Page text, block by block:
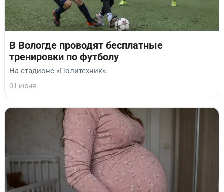
В Вологде проводят бесплатные
тренировки по футболу
На стадионе «Политехник».
01 июня